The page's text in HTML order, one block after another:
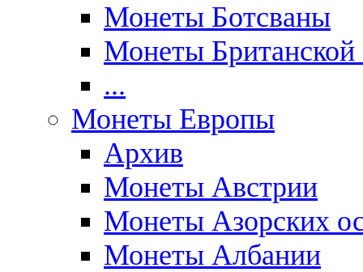
Монеты Ботсваны
Монеты
...
Монеты Европы
Архив
Монеты Австрии
Монеты Азорских
Монеты Албании